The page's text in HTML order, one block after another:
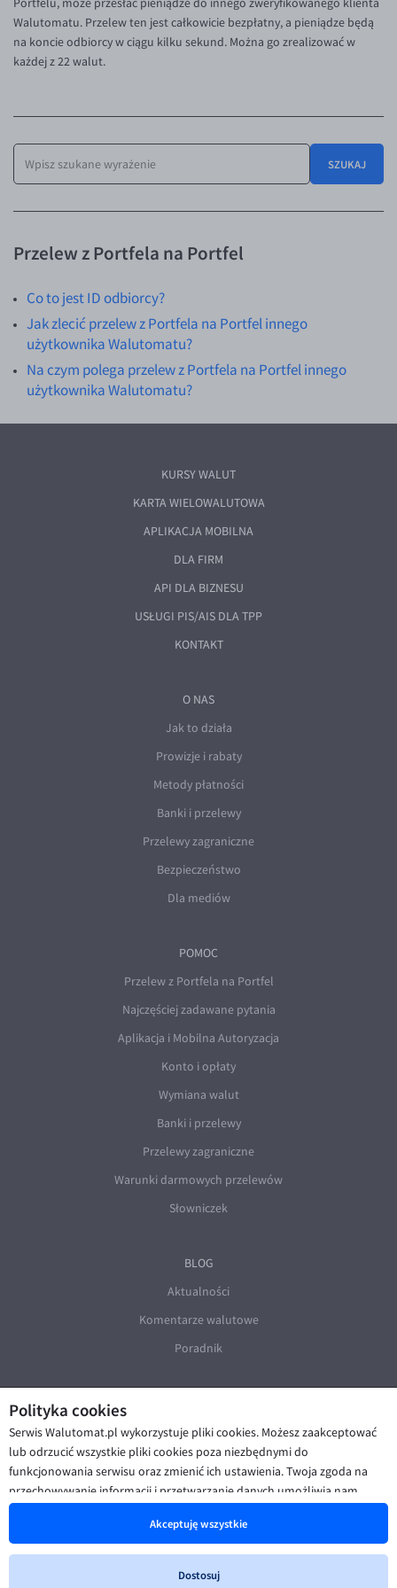
Inne pary walutowe
AUD/PLN
HKD/PLN
HUF/PLN
JPY/PLN
RON/PLN
SGD/PLN
TRY/PLN
ZAR/PLN
EUR/USD
Aplikacja mobilna
Bezpieczeństwo
Pomoc
Konto i opłaty
Wymiana walut
Przelewy zagraniczne
BLOG
Blog
Aktualności
Komentarze walutowe
Poradnik
KONTAKT
Kontakt
Dla mediów
PL
Portfelu, może przesłać pieniądze do innego zweryfikowanego klienta
Walutomatu. Przelew ten jest całkowicie bezpłatny, a pieniądze będą
na koncie odbiorcy w ciągu kilku sekund. Można go zrealizować w
każdej z 22 walut.
SZUKAJ
Przelew z Portfela na Portfel
Co to jest ID odbiorcy?
Jak zlecić przelew z Portfela na Portfel innego
użytkownika Walutomatu?
Na czym polega przelew z Portfela na Portfel innego
użytkownika Walutomatu?
Polityka cookies
Serwis Walutomat.pl wykorzystuje pliki cookies. Możesz zaakceptować
lub odrzucić wszystkie pliki cookies poza niezbędnymi do
funkcjonowania serwisu oraz zmienić ich ustawienia. Twoja zgoda na
przechowywanie informacji i przetwarzanie danych umożliwia nam
poprawę funkcjonalności strony oraz prezentowanie Ci
spersonalizowanych treści i reklam. Więcej informacji znajdziesz w naszej
Akceptuję wszystkie
Dostosuj
KURSY WALUT
KARTA WIELOWALUTOWA
APLIKACJA MOBILNA
DLA FIRM
API DLA BIZNESU
USŁUGI PIS/AIS DLA TPP
KONTAKT
O NAS
Jak to działa
Prowizje i rabaty
Metody płatności
Banki i przelewy
Przelewy zagraniczne
Bezpieczeństwo
Dla mediów
POMOC
Przelew z Portfela na Portfel
Najczęściej zadawane pytania
Aplikacja i Mobilna Autoryzacja
Konto i opłaty
Wymiana walut
Banki i przelewy
Przelewy zagraniczne
Warunki darmowych przelewów
Słowniczek
BLOG
Aktualności
Komentarze walutowe
Poradnik
© Walutomat 2026 | Regulaminy
|
Polityka prywatności i cookies | Deklaracja dostępności